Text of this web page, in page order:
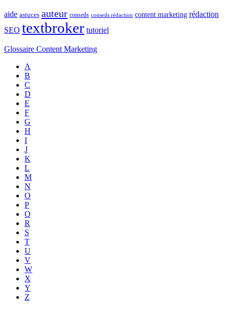
aide astuces auteur conseils conseils rédaction content marketing rédaction
SEO textbroker tutoriel
Glossaire Content Marketing
A
B
C
D
E
F
G
H
I
J
K
L
M
N
O
P
Q
R
S
T
U
V
W
X
Y
Z